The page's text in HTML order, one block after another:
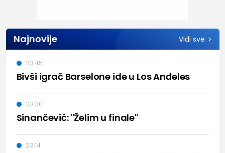
Najnovije Vidi sve
Bivši igrač Barselone ide u Los Anđeles
23:45
Sinančević: "Želim u finale"
23:30
23:14